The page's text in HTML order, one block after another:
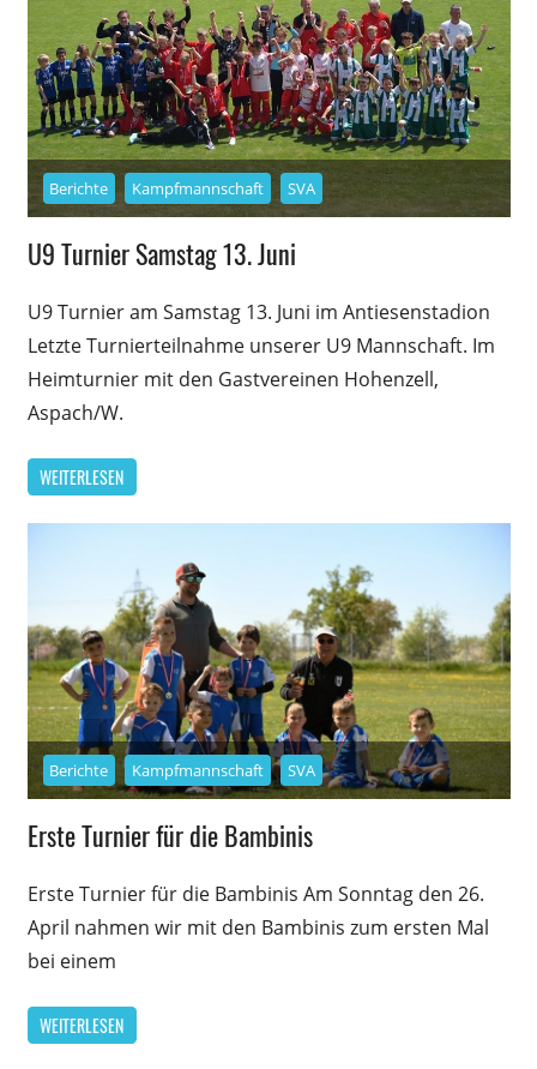
Berichte Kampfmannschaft SVA
U9 Turnier Samstag 13. Juni
U9 Turnier am Samstag 13. Juni im Antiesenstadion
Letzte Turnierteilnahme unserer U9 Mannschaft. Im
Heimturnier mit den Gastvereinen Hohenzell,
Aspach/W.
WEITERLESEN
Berichte Kampfmannschaft SVA
Erste Turnier für die Bambinis
Erste Turnier für die Bambinis Am Sonntag den 26.
April nahmen wir mit den Bambinis zum ersten Mal
bei einem
WEITERLESEN